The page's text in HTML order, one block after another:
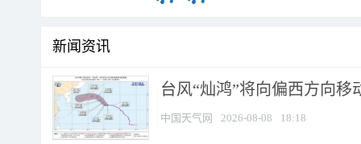
新闻资讯
台风“灿鸿”将向偏西方向移
中国天气网 2026-08-08 18:18